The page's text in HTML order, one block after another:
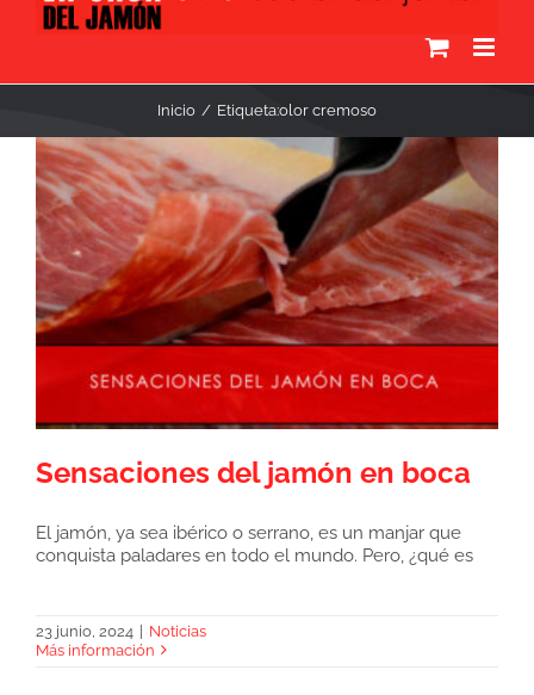
Inicio Etiqueta:olor cremoso
Sensaciones del jamón en boca
El jamón, ya sea ibérico o serrano, es un manjar que
conquista paladares en todo el mundo. Pero, ¿qué es
23 junio, 2024
Noticias
Más información